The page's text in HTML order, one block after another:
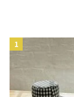
1